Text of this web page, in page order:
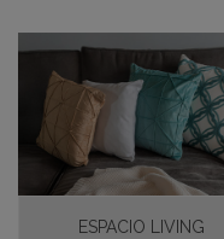
ESPACIO LIVING